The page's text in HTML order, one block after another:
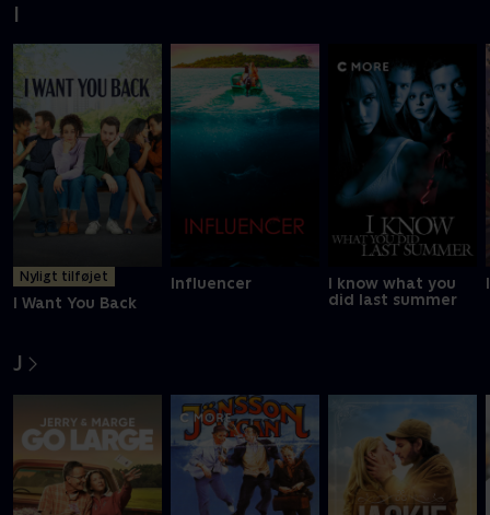
I
Nyligt tilføjet
I Want You Back
Influencer
I know what you
did last summer
J